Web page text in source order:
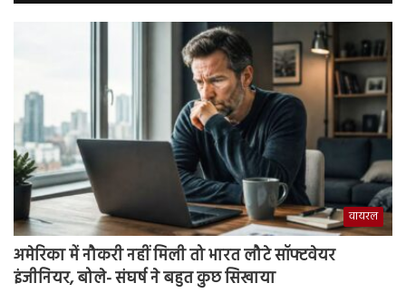
वायरल
अमेरिका में नौकरी नहीं मिली तो भारत लौटे सॉफ्टवेयर
इंजीनियर, बोले- संघर्ष ने बहुत कुछ सिखाया